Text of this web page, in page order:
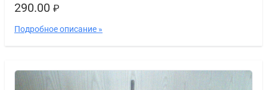
290.00 ₽
Подробное описание »